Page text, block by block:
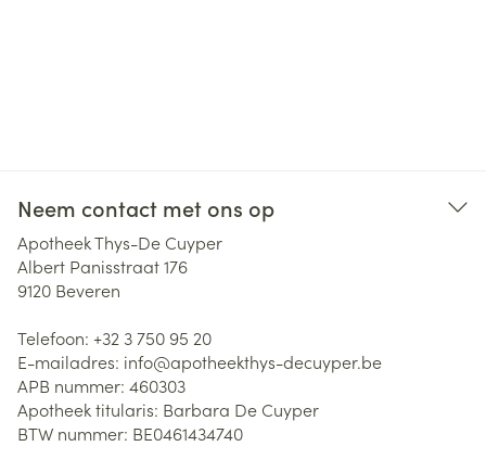
Neem contact met ons op
Apotheek Thys-De Cuyper
Albert Panisstraat 176
9120 Beveren
Telefoon: +32 3 750 95 20
E-mailadres: info@apotheekthys-decuyper.be
APB nummer: 460303
Apotheek titularis: Barbara De Cuyper
BTW nummer: BE0461434740